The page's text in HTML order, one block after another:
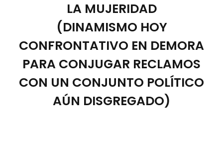
LA MUJERIDAD
(DINAMISMO HOY
CONFRONTATIVO EN DEMORA
PARA CONJUGAR RECLAMOS
CON UN CONJUNTO POLÍTICO
AÚN DISGREGADO)